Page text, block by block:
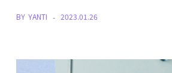
BY YANTI 2023.01.26